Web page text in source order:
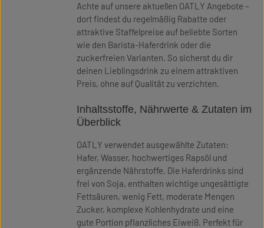
Achte auf unsere aktuellen OATLY Angebote –
dort findest du regelmäßig Rabatte oder
attraktive Staffelpreise auf beliebte Sorten
wie den Barista-Haferdrink oder die
zuckerfreien Varianten. So sicherst du dir
deinen Lieblingsdrink zu einem attraktiven
Preis, ohne auf Qualität zu verzichten.
Inhaltsstoffe, Nährwerte & Zutaten im
Überblick
OATLY verwendet ausgewählte Zutaten:
Hafer, Wasser, hochwertiges Rapsöl und
ergänzende Nährstoffe. Die Haferdrinks sind
frei von Soja, enthalten wichtige ungesättigte
Fettsäuren, wenig Fett, moderate Mengen
Zucker, komplexe Kohlenhydrate und eine
gute Portion pflanzliches Eiweiß. Perfekt für